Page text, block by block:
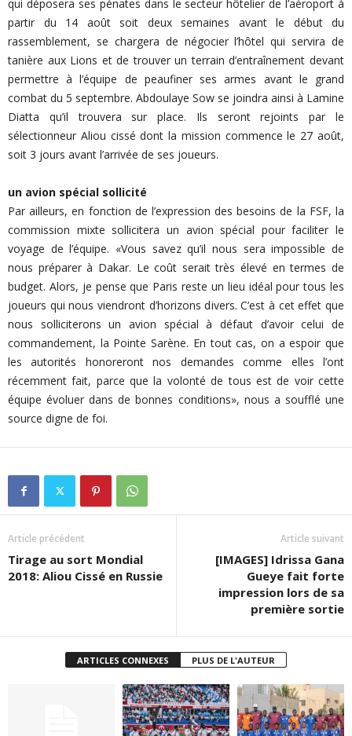
qui déposera ses pénates dans le secteur hôtelier de l’aéroport à
partir du 14 août soit deux semaines avant le début du
rassemblement, se chargera de négocier l’hôtel qui servira de
tanière aux Lions et de trouver un terrain d’entraînement devant
permettre à l’équipe de peaufiner ses armes avant le grand
combat du 5 septembre. Abdoulaye Sow se joindra ainsi à Lamine
Diatta qu’il trouvera sur place. Ils seront rejoints par le
sélectionneur Aliou cissé dont la mission commence le 27 août,
soit 3 jours avant l’arrivée de ses joueurs.
un avion spécial sollicité
Par ailleurs, en fonction de l’expression des besoins de la FSF, la
commission mixte sollicitera un avion spécial pour faciliter le
voyage de l’équipe. «Vous savez qu’il nous sera impossible de
nous préparer à Dakar. Le coût serait très élevé en termes de
budget. Alors, je pense que Paris reste un lieu idéal pour tous les
joueurs qui nous viendront d’horizons divers. C’est à cet effet que
nous solliciterons un avion spécial à défaut d’avoir celui de
commandement, la Pointe Sarène. En tout cas, on a espoir que
les autorités honoreront nos demandes comme elles l’ont
récemment fait, parce que la volonté de tous est de voir cette
équipe évoluer dans de bonnes conditions», nous a soufflé une
source digne de foi.
Article précédent
Tirage au sort Mondial
2018: Aliou Cissé en Russie
Article suivant
[IMAGES] Idrissa Gana
Gueye fait forte
impression lors de sa
première sortie
ARTICLES CONNEXES PLUS DE L'AUTEUR